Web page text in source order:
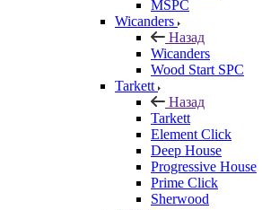
MSPC
Wicanders
Назад
Wicanders
Wood Start SPC
Tarkett
Назад
Tarkett
Element Click
Deep House
Progressive House
Prime Click
Sherwood